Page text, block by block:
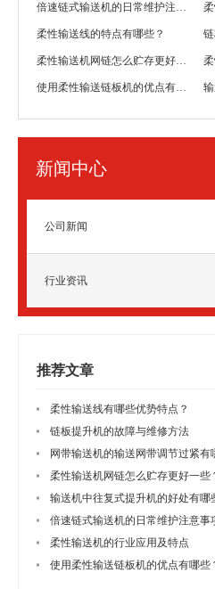
倍速链式输送机的日常维护注意事项
柔性输送线的特点有哪些？
柔性输送机网链怎么贮存更好一些？
使用柔性输送链板机的优点有哪些？
新闻中心
公司新闻
行业资讯
推荐文章
柔性输送线有哪些优势特点？
链板提升机的故障与维修方法
网带输送机的输送网带调节过紧有
柔性输送机网链怎么贮存更好一些
输送机中往复式提升机的好处有哪
倍速链式输送机的日常维护注意事
柔性输送机的行业应用及特点
使用柔性输送链板机的优点有哪些